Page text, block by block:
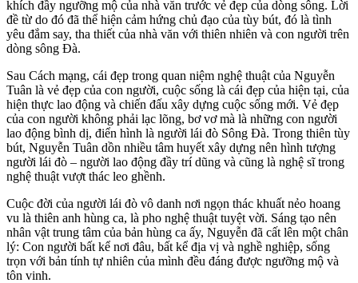
khích đầy ngưỡng mộ của nhà văn trước vẻ đẹp của dòng sông. Lời
đề từ do đó đã thể hiện cảm hứng chủ đạo của tùy bút, đó là tình
yêu đắm say, tha thiết của nhà văn với thiên nhiên và con người trên
dòng sông Đà.
Sau Cách mạng, cái đẹp trong quan niệm nghệ thuật của Nguyễn
Tuân là vẻ đẹp của con người, cuộc sống là cái đẹp của hiện tại, của
hiện thực lao động và chiến đấu xây dựng cuộc sống mới. Vẻ đẹp
của con người không phải lạc lõng, bơ vơ mà là những con người
lao động bình dị, điển hình là người lái đò Sông Đà. Trong thiên tùy
bút, Nguyễn Tuân dồn nhiều tâm huyết xây dựng nên hình tượng
người lái đò – người lao động đầy trí dũng và cũng là nghệ sĩ trong
nghệ thuật vượt thác leo ghềnh.
Cuộc đời của người lái đò vô danh nơi ngọn thác khuất nẻo hoang
vu là thiên anh hùng ca, là pho nghệ thuật tuyệt vời. Sáng tạo nên
nhân vật trung tâm của bản hùng ca ấy, Nguyễn đã cất lên một chân
lý: Con người bất kể nơi đâu, bất kể địa vị và nghề nghiệp, sống
trọn với bản tính tự nhiên của mình đều đáng được ngưỡng mộ và
tôn vinh.